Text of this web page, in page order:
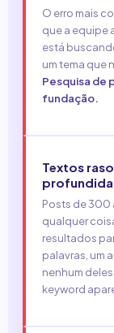
O erro mais
que a equipe
está
um tema que
Pesquisa de
fundação.
Textos
Posts de 300
qualquer
resultados
palavras, um
nenhum
keyword